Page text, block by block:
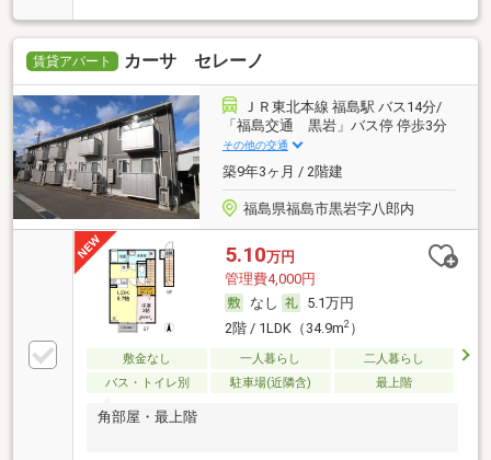
賃貸アパート カーサ セレーノ
ＪＲ東北本線 福島駅 バス14分/
「福島交通 黒岩」バス停 停歩3分
その他の交通
築9年3ヶ月 / 2階建
福島県福島市黒岩字八郎内
5.10万円
管理費4,000円
なし
5.1万円
2階 / 1LDK（34.9m2）
敷金なし 一人暮らし
二人暮らし
バス・トイレ別
駐車場(近隣含) 最上階
角部屋・最上階